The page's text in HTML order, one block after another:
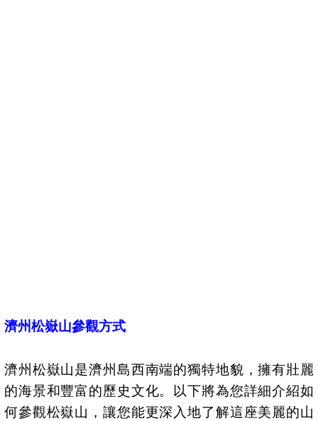
濟州松嶽山參觀方式
濟州松嶽山是濟州島西南端的獨特地貌，擁有壯麗
的海景和豐富的歷史文化。以下將為您詳細介紹如
何參觀松嶽山，讓您能更深入地了解這座美麗的山